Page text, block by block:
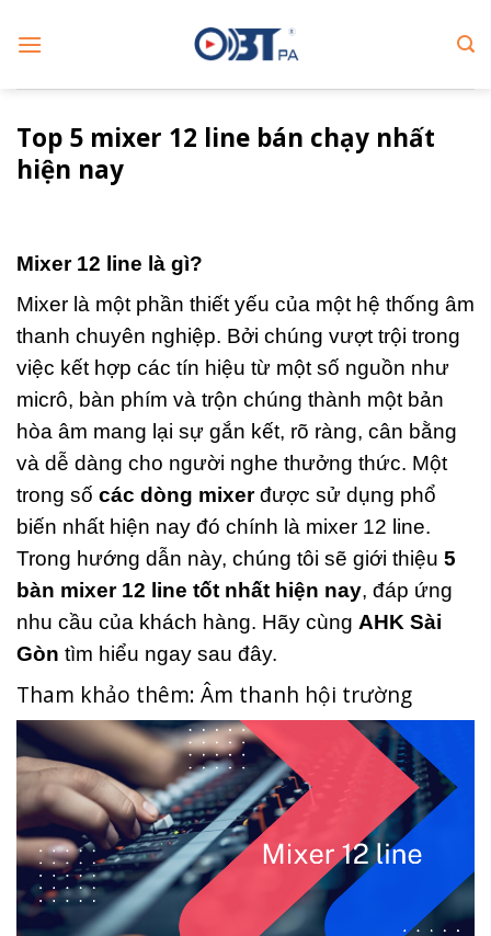
Top 5 mixer 12 line bán chạy nhất
hiện nay
Mixer 12 line là gì?
Mixer là một phần thiết yếu của một hệ thống âm
thanh chuyên nghiệp. Bởi chúng vượt trội trong
việc kết hợp các tín hiệu từ một số nguồn như
micrô, bàn phím và trộn chúng thành một bản
hòa âm mang lại sự gắn kết, rõ ràng, cân bằng
và dễ dàng cho người nghe thưởng thức. Một
trong số các dòng mixerđược sử dụng phổ
biến nhất hiện nay đó chính là mixer 12 line.
Trong hướng dẫn này, chúng tôi sẽ giới thiệu 5
bàn mixer 12 line tốt nhất hiện nay, đáp ứng
nhu cầu của khách hàng. Hãy cùng AHK Sài
Gòn tìm hiểu ngay sau đây.
Tham khảo thêm: Âm thanh hội trường